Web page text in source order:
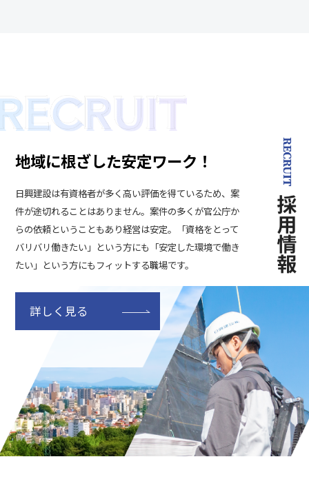
地域に根ざした安定ワーク！
日興建設は有資格者が多く高い評価を得ているため、案
件が途切れることはありません。案件の多くが官公庁か
らの依頼ということもあり経営は安定。「資格をとって
バリバリ働きたい」という方にも「安定した環境で働き
たい」という方にもフィットする職場です。
詳しく見る